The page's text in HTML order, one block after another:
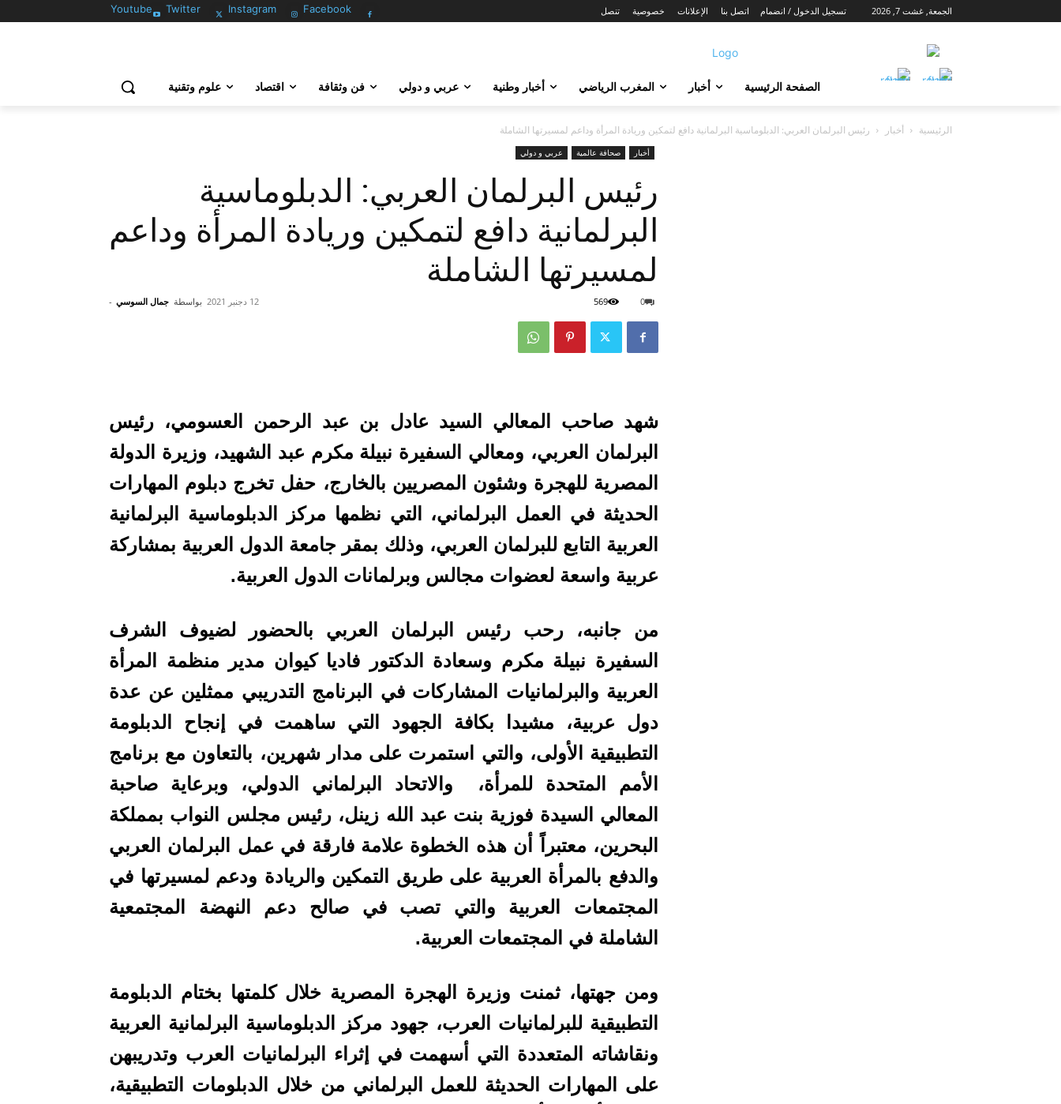
Facebook
Instagram
Twitter
Youtube الجمعة, غشت 7, 2026 تسجيل الدخول / انضمام تنصل خصوصية الإعلانات اتصل بنا
الصفحة الرئيسية أخبار المغرب الرياضي أخبار وطنية عربي و دولي فن وثقافة اقتصاد علوم وتقنية
الرئيسية أخبار رئيس البرلمان العربي: الدبلوماسية البرلمانية دافع لتمكين وريادة المرأة وداعم لمسيرتها الشاملة
أخبار صحافة عالمية عربي و دولي
رئيس البرلمان العربي: الدبلوماسية
البرلمانية دافع لتمكين وريادة المرأة وداعم
لمسيرتها الشاملة
بواسطة جمال السوسي - 12 دجنبر 2021 0
569
شهد صاحب المعالي السيد عادل بن عبد الرحمن العسومي، رئيس
البرلمان العربي، ومعالي السفيرة نبيلة مكرم عبد الشهيد، وزيرة الدولة
المصرية للهجرة وشئون المصريين بالخارج، حفل تخرج دبلوم المهارات
الحديثة في العمل البرلماني، التي نظمها مركز الدبلوماسية البرلمانية
العربية التابع للبرلمان العربي، وذلك بمقر جامعة الدول العربية بمشاركة
عربية واسعة لعضوات مجالس وبرلمانات الدول العربية.
من جانبه، رحب رئيس البرلمان العربي بالحضور لضيوف الشرف
السفيرة نبيلة مكرم وسعادة الدكتور فاديا كيوان مدير منظمة المرأة
العربية والبرلمانيات المشاركات في البرنامج التدريبي ممثلين عن عدة
دول عربية، مشيدا بكافة الجهود التي ساهمت في إنجاح الدبلومة
التطبيقية الأولى، والتي استمرت على مدار شهرين، بالتعاون مع برنامج
الأمم المتحدة للمرأة، والاتحاد البرلماني الدولي، وبرعاية صاحبة
المعالي السيدة فوزية بنت عبد الله زينل، رئيس مجلس النواب بمملكة
البحرين، معتبراً أن هذه الخطوة علامة فارقة في عمل البرلمان العربي
والدفع بالمرأة العربية على طريق التمكين والريادة ودعم لمسيرتها في
المجتمعات العربية والتي تصب في صالح دعم النهضة المجتمعية
الشاملة في المجتمعات العربية.
ومن جهتها، ثمنت وزيرة الهجرة المصرية خلال كلمتها بختام الدبلومة
التطبيقية للبرلمانيات العرب، جهود مركز الدبلوماسية البرلمانية العربية
ونقاشاته المتعددة التي أسهمت في إثراء البرلمانيات العرب وتدريبهن
على المهارات الحديثة للعمل البرلماني من خلال الدبلومات التطبيقية،